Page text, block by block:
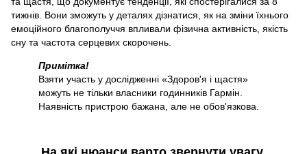
тижнів. Вони зможуть у деталях дізнатися, як на зміни їхнього
емоційного благополуччя впливали фізична активність, якість
сну та частота серцевих скорочень.
Примітка!
Взяти участь у дослідженні «Здоров'я і щастя»
можуть не тільки власники годинників Гармін.
Наявність пристрою бажана, але не обов'язкова.